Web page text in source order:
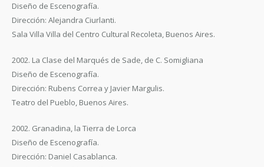
Diseño de Escenografía.
Dirección: Alejandra Ciurlanti.
Sala Villa Villa del Centro Cultural Recoleta, Buenos Aires.
2002. La Clase del Marqués de Sade, de C. Somigliana
Diseño de Escenografía.
Dirección: Rubens Correa y Javier Margulis.
Teatro del Pueblo, Buenos Aires.
2002. Granadina, la Tierra de Lorca
Diseño de Escenografía.
Dirección: Daniel Casablanca.